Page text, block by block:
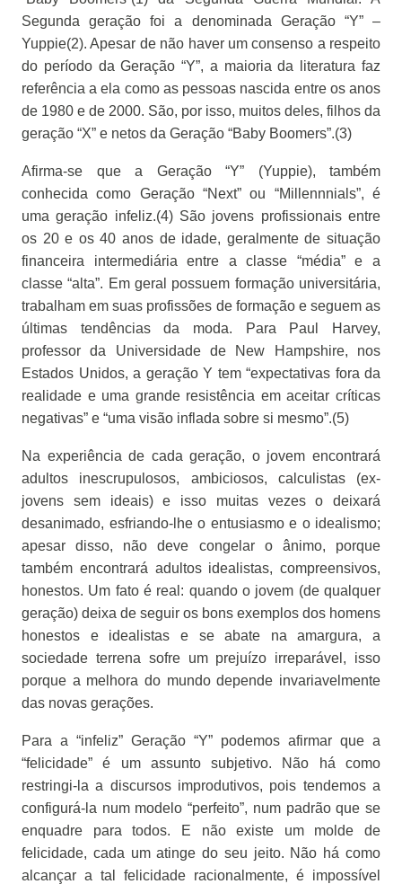
Segunda geração foi a denominada Geração “Y” –
Yuppie(2). Apesar de não haver um consenso a respeito
do período da Geração “Y”, a maioria da literatura faz
referência a ela como as pessoas nascida entre os anos
de 1980 e de 2000. São, por isso, muitos deles, filhos da
geração “X” e netos da Geração “Baby Boomers”.(3)
Afirma-se que a Geração “Y” (Yuppie), também
conhecida como Geração “Next” ou “Millennnials”, é
uma geração infeliz.(4) São jovens profissionais entre
os 20 e os 40 anos de idade, geralmente de situação
financeira intermediária entre a classe “média” e a
classe “alta”. Em geral possuem formação universitária,
trabalham em suas profissões de formação e seguem as
últimas tendências da moda. Para Paul Harvey,
professor da Universidade de New Hampshire, nos
Estados Unidos, a geração Y tem “expectativas fora da
realidade e uma grande resistência em aceitar críticas
negativas” e “uma visão inflada sobre si mesmo”.(5)
Na experiência de cada geração, o jovem encontrará
adultos inescrupulosos, ambiciosos, calculistas (ex-
jovens sem ideais) e isso muitas vezes o deixará
desanimado, esfriando-lhe o entusiasmo e o idealismo;
apesar disso, não deve congelar o ânimo, porque
também encontrará adultos idealistas, compreensivos,
honestos. Um fato é real: quando o jovem (de qualquer
geração) deixa de seguir os bons exemplos dos homens
honestos e idealistas e se abate na amargura, a
sociedade terrena sofre um prejuízo irreparável, isso
porque a melhora do mundo depende invariavelmente
das novas gerações.
Para a “infeliz” Geração “Y” podemos afirmar que a
“felicidade” é um assunto subjetivo. Não há como
restringi-la a discursos improdutivos, pois tendemos a
configurá-la num modelo “perfeito”, num padrão que se
enquadre para todos. E não existe um molde de
felicidade, cada um atinge do seu jeito. Não há como
alcançar a tal felicidade racionalmente, é impossível